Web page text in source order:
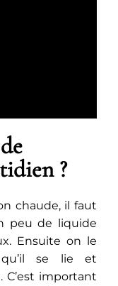
?
chaude, il faut
peu de liquide
Ensuite on le
se lie et
C’est important